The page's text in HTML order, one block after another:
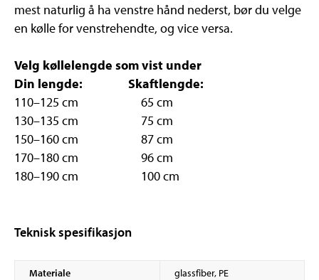
mest naturlig å ha venstre hånd nederst, bør du velge
en kølle for venstrehendte, og vice versa.
Velg køllelengde som vist under
Din lengde:
Skaftlengde:
110–125 cm 65 cm
130–135 cm 75 cm
150–160 cm 87 cm
170–180 cm 96 cm
180–190 cm 100 cm
Teknisk spesifikasjon
Materiale
glassfiber, PE